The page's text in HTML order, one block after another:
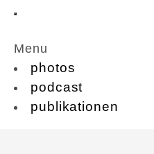
Menu
photos
podcast
publikationen